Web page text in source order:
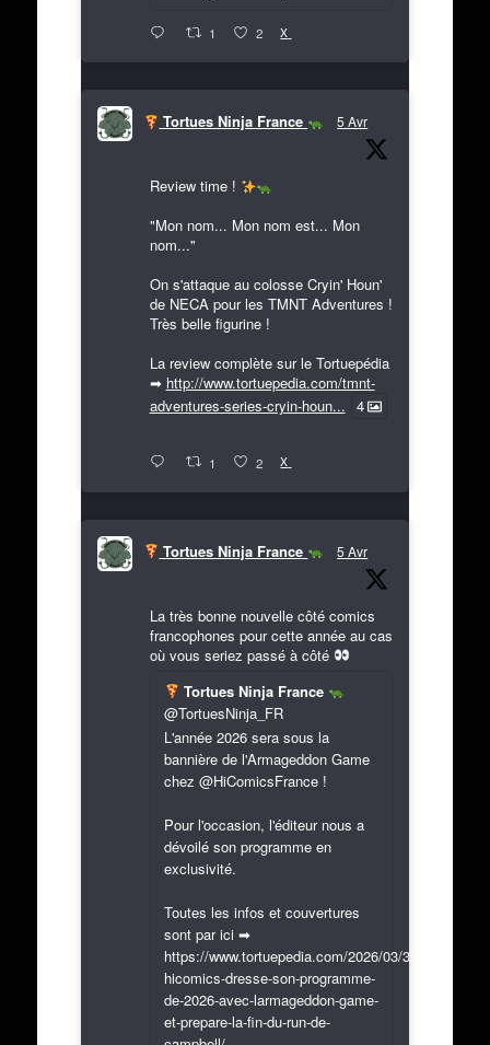
1 2 X
Tortues Ninja France 5 Avr
Review time !
"Mon nom... Mon nom est... Mon
nom..."
On s'attaque au colosse Cryin' Houn'
de NECA pour les TMNT Adventures !
Très belle figurine !
La review complète sur le Tortuepédia
➡ http://www.tortuepedia.com/tmnt-
adventures-series-cryin-houn... 4
1 2 X
Tortues Ninja France 5 Avr
La très bonne nouvelle côté comics
francophones pour cette année au cas
où vous seriez passé à côté
Tortues Ninja France
@TortuesNinja_FR
L'année 2026 sera sous la
bannière de l'Armageddon Game
chez @HiComicsFrance !
Pour l'occasion, l'éditeur nous a
dévoilé son programme en
exclusivité.
Toutes les infos et couvertures
sont par ici ➡
https://www.tortuepedia.com/2026/03/31/exclusif-
hicomics-dresse-son-programme-
de-2026-avec-larmageddon-game-
et-prepare-la-fin-du-run-de-